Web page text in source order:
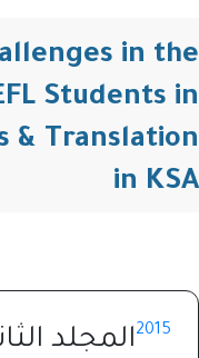
in the
Students in
& Translation
in KSA
2015المجلد